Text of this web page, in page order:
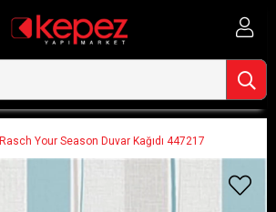
Rasch Your Season Duvar Kağıdı 447217